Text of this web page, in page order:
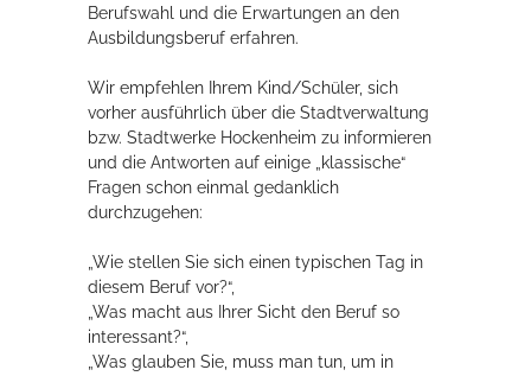
Berufswahl und die Erwartungen an den
Ausbildungsberuf erfahren.
Wir empfehlen Ihrem Kind/Schüler, sich
vorher ausführlich über die Stadtverwaltung
bzw. Stadtwerke Hockenheim zu informieren
und die Antworten auf einige „klassische“
Fragen schon einmal gedanklich
durchzugehen:
„Wie stellen Sie sich einen typischen Tag in
diesem Beruf vor?“,
„Was macht aus Ihrer Sicht den Beruf so
interessant?“,
„Was glauben Sie, muss man tun, um in